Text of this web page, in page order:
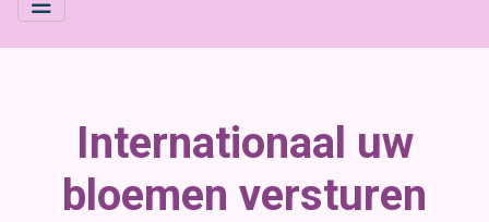
Internationaal uw
bloemen versturen